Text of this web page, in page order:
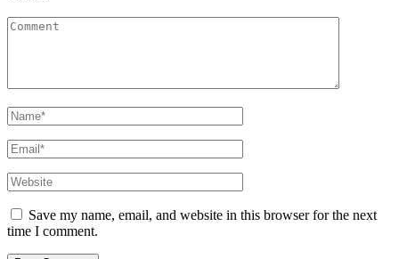
Save my name, email, and website in this browser for the next
time I comment.